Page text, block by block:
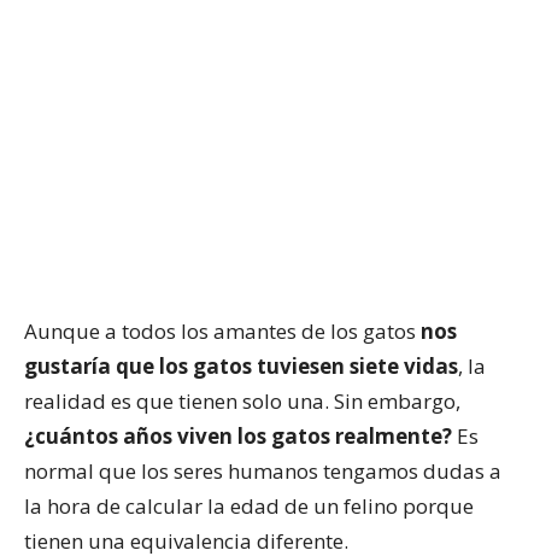
Aunque a todos los amantes de los gatos nos
gustaría que los gatos tuviesen siete vidas, la
realidad es que tienen solo una. Sin embargo,
¿cuántos años viven los gatos realmente? Es
normal que los seres humanos tengamos dudas a
la hora de calcular la edad de un felino porque
tienen una equivalencia diferente.